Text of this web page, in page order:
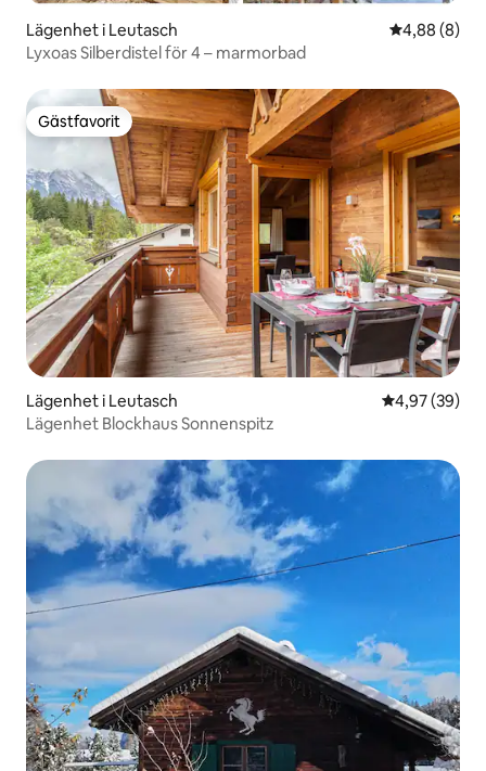
Lägenhet i Leutasch 4,88 av 5 i
4,88 (8)
Lyxoas Silberdistel för 4 – marmorbad
Gästfavorit
Gästfavorit
Lägenhet i Leutasch 4,97 av 5 i
4,97 (39)
Lägenhet Blockhaus Sonnenspitz